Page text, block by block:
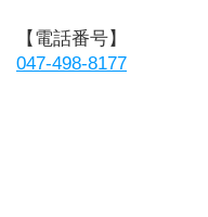
【電話番号】
047-498-8177